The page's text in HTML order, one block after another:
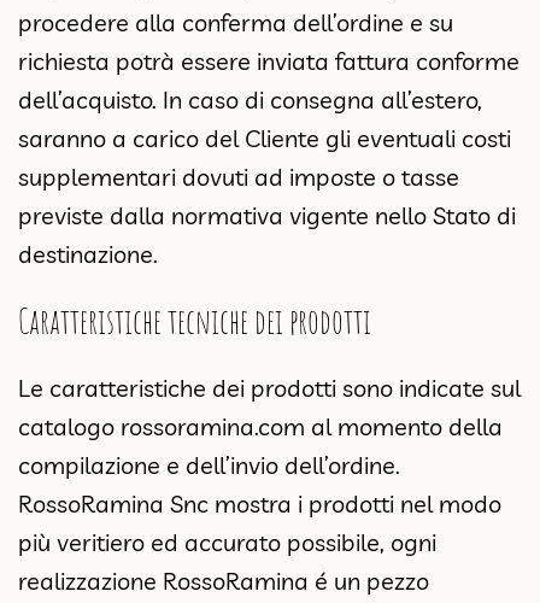
procedere alla conferma dell’ordine e su
richiesta potrà essere inviata fattura conforme
dell’acquisto. In caso di consegna all’estero,
saranno a carico del Cliente gli eventuali costi
supplementari dovuti ad imposte o tasse
previste dalla normativa vigente nello Stato di
destinazione.
Caratteristiche tecniche dei prodotti
Le caratteristiche dei prodotti sono indicate sul
catalogo rossoramina.com al momento della
compilazione e dell’invio dell’ordine.
RossoRamina Snc mostra i prodotti nel modo
più veritiero ed accurato possibile, ogni
realizzazione RossoRamina é un pezzo